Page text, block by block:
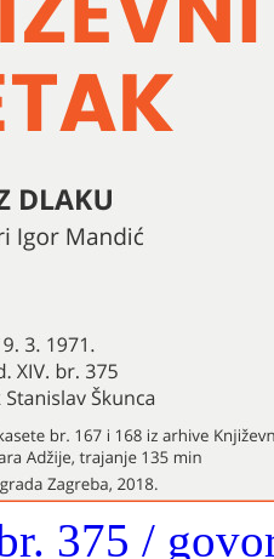
375 /